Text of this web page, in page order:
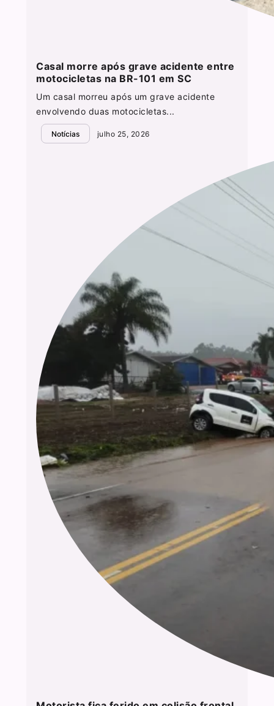
Casal morre após grave acidente entre
motocicletas na BR-101 em SC
Um casal morreu após um grave acidente
envolvendo duas motocicletas...
Notícias julho 25, 2026